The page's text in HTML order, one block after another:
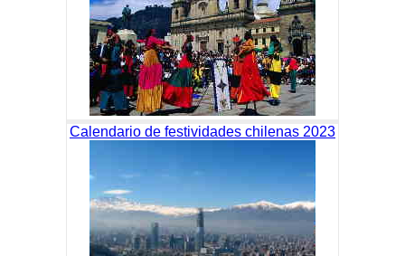
Calendario de festividades chilenas 2023